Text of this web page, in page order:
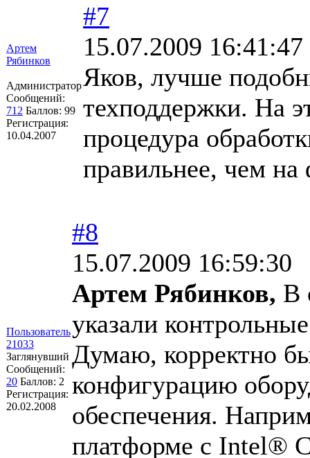
Артем
Рябинков
Администратор
Сообщений:
712 Баллов: 99
Регистрация:
10.04.2007
#7
15.07.2009 16:41:47
Яков, лучше
техподдержки. На
процедура
правильнее, чем
Пользователь
21033
Заглянувший
Сообщений:
20 Баллов: 2
Регистрация:
20.02.2008
#8
15.07.2009 16:59:30
Артем Рябинков, В
указали
Думаю, корректно
конфигурацию
обеспечения.
платформе с Intel®